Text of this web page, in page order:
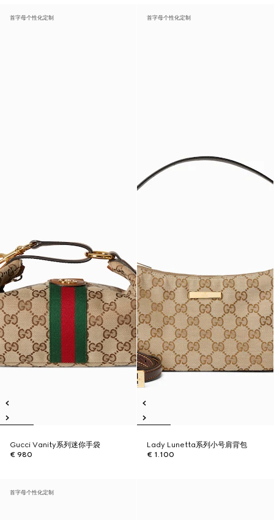
首字母个性化定制
Gucci Vanity系列迷你手袋
€ 980
首字母个性化定制
Lady Lunetta系列小号肩背包
€ 1.100
首字母个性化定制